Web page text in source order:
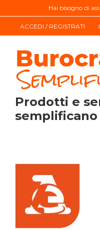
Hai bisogno di
ACCEDI / REGISTRATI
Prodotti e